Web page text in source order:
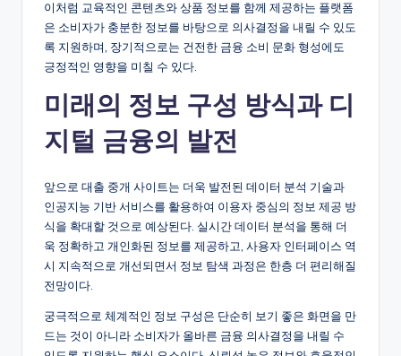
이처럼 교육적인 콘텐츠와 상품 정보를 함께 제공하는 플랫폼
은 소비자가 충분한 정보를 바탕으로 의사결정을 내릴 수 있도
록 지원하며, 장기적으로는 건전한 금융 소비 문화 형성에도
긍정적인 영향을 미칠 수 있다.
미래의 정보 구성 방식과 디
지털 금융의 발전
앞으로 대출 중개 사이트는 더욱 발전된 데이터 분석 기술과
인공지능 기반 서비스를 활용하여 이용자 중심의 정보 제공 방
식을 확대할 것으로 예상된다. 실시간 데이터 분석을 통해 더
욱 정확하고 개인화된 정보를 제공하고, 사용자 인터페이스 역
시 지속적으로 개선되면서 정보 탐색 과정은 한층 더 편리해질
전망이다.
궁극적으로 체계적인 정보 구성은 단순히 보기 좋은 화면을 만
드는 것이 아니라 소비자가 올바른 금융 의사결정을 내릴 수